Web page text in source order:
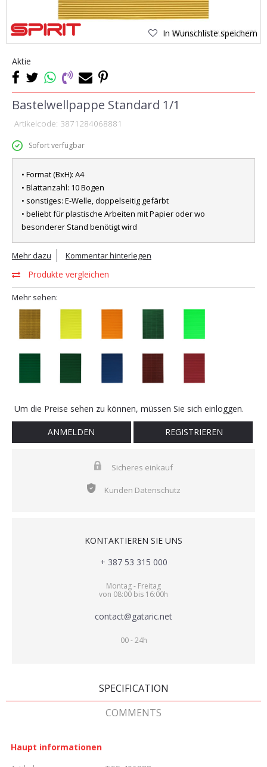
In Wunschliste speichern
Aktie
Bastelwellpappe Standard 1/1
Artikelcode: 3871284068881
Sofort verfügbar
• Format (BxH): A4
• Blattanzahl: 10 Bogen
• sonstiges: E-Welle, doppelseitig gefärbt
• beliebt für plastische Arbeiten mit Papier oder wo
besonderer Stand benötigt wird
Mehr dazu Kommentar hinterlegen
Produkte vergleichen
Mehr sehen:
Um die Preise sehen zu können, müssen Sie sich einloggen.
ANMELDEN REGISTRIEREN
Sicheres einkauf
Kunden Datenschutz
KONTAKTIEREN SIE UNS
+ 387 53 315 000
Montag - Freitag
von 08:00 bis 16:00h
contact@gataric.net
00 - 24h
SPECIFICATION
COMMENTS
Haupt informationen